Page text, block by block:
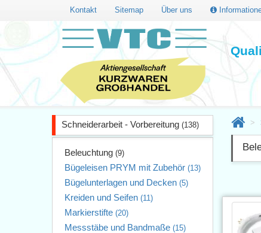
Kontakt Sitemap Über uns
Schneiderarbeit - Vorbereitung (138)
Beleuchtung (9)
Bügeleisen PRYM mit Zubehör (13)
Bügelunterlagen und Decken (5)
Kreiden und Seifen (11)
Markierstifte (20)
Messstäbe und Bandmaße (15)